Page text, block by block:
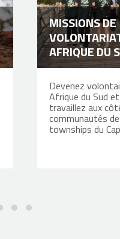
MISSIONS DE
AFRIQUE DU
Devenez
Afrique du Sud et
travaillez aux
communautés
townships du Cap